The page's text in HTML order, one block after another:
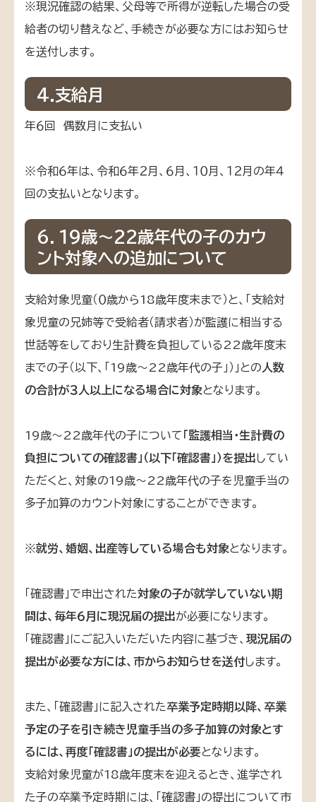
※現況確認の結果、父母等で所得が逆転した場合の受
給者の切り替えなど、手続きが必要な方にはお知らせ
を送付します。
4.支給月
年６回 偶数月に支払い
※令和６年は、令和６年２月、６月、１０月、１２月の年４
回の支払いとなります。
６．19歳～22歳年代の子のカウ
ント対象への追加について
支給対象児童（０歳から18歳年度末まで）と、「支給対
象児童の兄姉等で受給者（請求者）が監護に相当する
世話等をしており生計費を負担している22歳年度末
までの子（以下、「19歳～22歳年代の子」）」との人数
の合計が３人以上になる場合に対象となります。
19歳～22歳年代の子について 「監護相当・生計費の
負担についての確認書」（以下「確認書」）を提出してい
ただくと、対象の19歳～22歳年代の子を児童手当の
多子加算のカウント対象にすることができます。
※就労、婚姻、出産等している場合も対象となります。
「確認書」で申出された対象の子が就学していない期
間は、毎年６月に現況届の提出が必要になります。
「確認書」にご記入いただいた内容に基づき、 現況届の
提出が必要な方には、市からお知らせを送付します。
また、「確認書」に記入された卒業予定時期以降、卒業
予定の子を引き続き児童手当の多子加算の対象とす
るには、再度「確認書」の提出が必要となります。
支給対象児童が18歳年度末を迎えるとき、進学され
た子の卒業予定時期には、「確認書」の提出について市